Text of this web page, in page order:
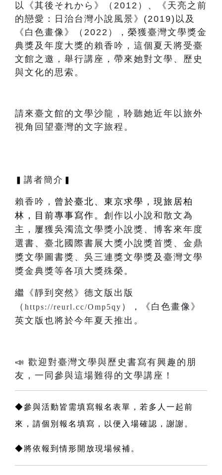
以《其後それから》（2012）、《天亮之前
的戀愛：日治台灣小說風景》(2019)以及
《白色畫像》（2022），榮獲臺灣文學獎金
典獎及年度大獎的賴香吟，這個夏天將受臺
文館之邀，舉行講座，帶來她對文學、歷史
與文化的思索。
請來臺文館的文學沙龍，聆聽她近年以旅外
視角回望臺灣的文字旅程。
講者簡介
賴香吟， 曾於臺北、東京求學，現旅居柏
林，目前專事寫作。 創作以小說和散文為
主，屢獲吳濁流文學獎小說獎、博客來年度
選書、臺北國際書展大獎小說獎首獎、金鼎
獎文學圖書獎、吳三連獎文學獎及 臺灣文學
獎金典獎等各項大獎殊榮。
繼
《靜到突然》德文版出版
（ https://reurl.cc/Omp5qy ），《白色畫像》
英文版也將於今年夏天推出。
📣 歡迎對臺灣文學與歷史書寫有興趣的朋
友，一同參與這場難得的文學講座！
◆參與活動皆需填寫報名表單，若多人一起前
來，請個別報名填寫，以便入場確認，謝謝。
◆將依報到情形開放現場候補。